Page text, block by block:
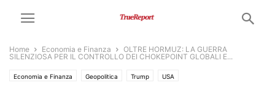
Home Economia e Finanza
OLTRE HORMUZ: LA GUERRA
SILENZIOSA PER IL CONTROLLO DEI CHOKEPOINT GLOBALI E...
Economia e Finanza Geopolitica Trump USA